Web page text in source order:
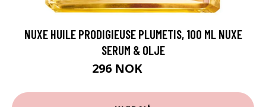
NUXE HUILE PRODIGIEUSE PLUMETIS, 100 ML NUXE
SERUM & OLJE
296 NOK